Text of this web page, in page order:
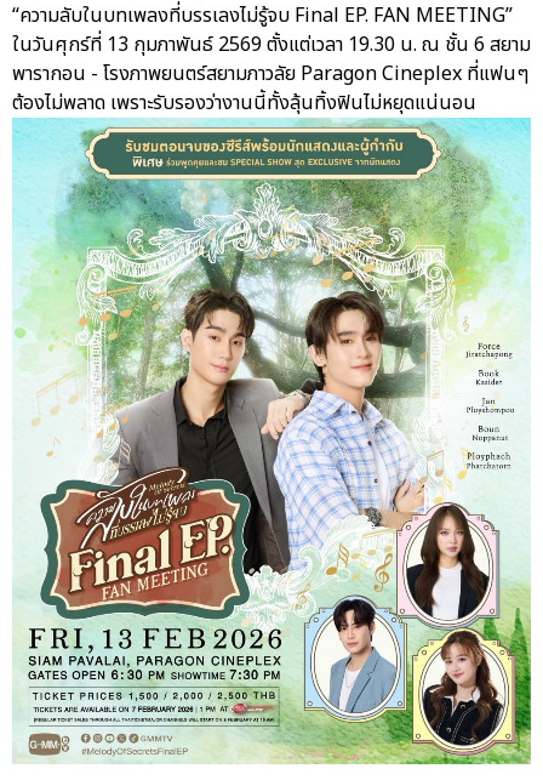
“ความลับในบทเพลงที่บรรเลงไม่รู้จบ Final EP. FAN MEETING”
ในวันศุกร์ที่ 13 กุมภาพันธ์ 2569 ตั้งแต่เวลา 19.30 น. ณ ชั้น 6 สยาม
พารากอน - โรงภาพยนตร์สยามภาวลัย Paragon Cineplex ที่แฟนๆ
ต้องไม่พลาด เพราะรับรองว่างานนี้ทั้งลุ้นทิ้งฟินไม่หยุดแน่นอน